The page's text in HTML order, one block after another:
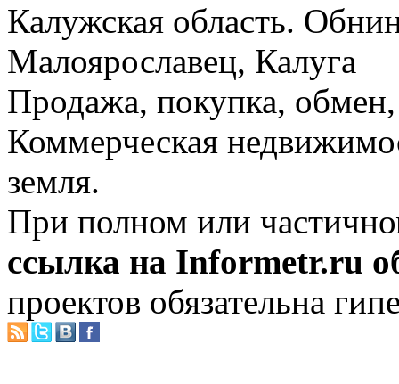
Калужская область.
Малоярославец, Калуга
Продажа, покупка, обмен,
Коммерческая
земля.
При полном или
ссылка на Informetr.ru
проектов обязательна